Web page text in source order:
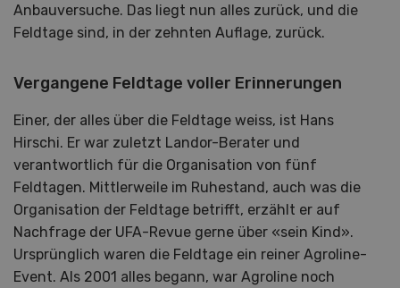
Anbauversuche. Das liegt nun alles zurück, und die
Feldtage sind, in der zehnten Auflage, zurück.
Vergangene Feldtage voller Erinnerungen
Einer, der alles über die Feldtage weiss, ist Hans
Hirschi. Er war zuletzt Landor-Berater und
verantwortlich für die Organisation von fünf
Feldtagen. Mittlerweile im Ruhestand, auch was die
Organisation der Feldtage betrifft, erzählt er auf
Nachfrage der UFA-Revue gerne über «sein Kind».
Ursprünglich waren die Feldtage ein reiner Agroline-
Event. Als 2001 alles begann, war Agroline noch